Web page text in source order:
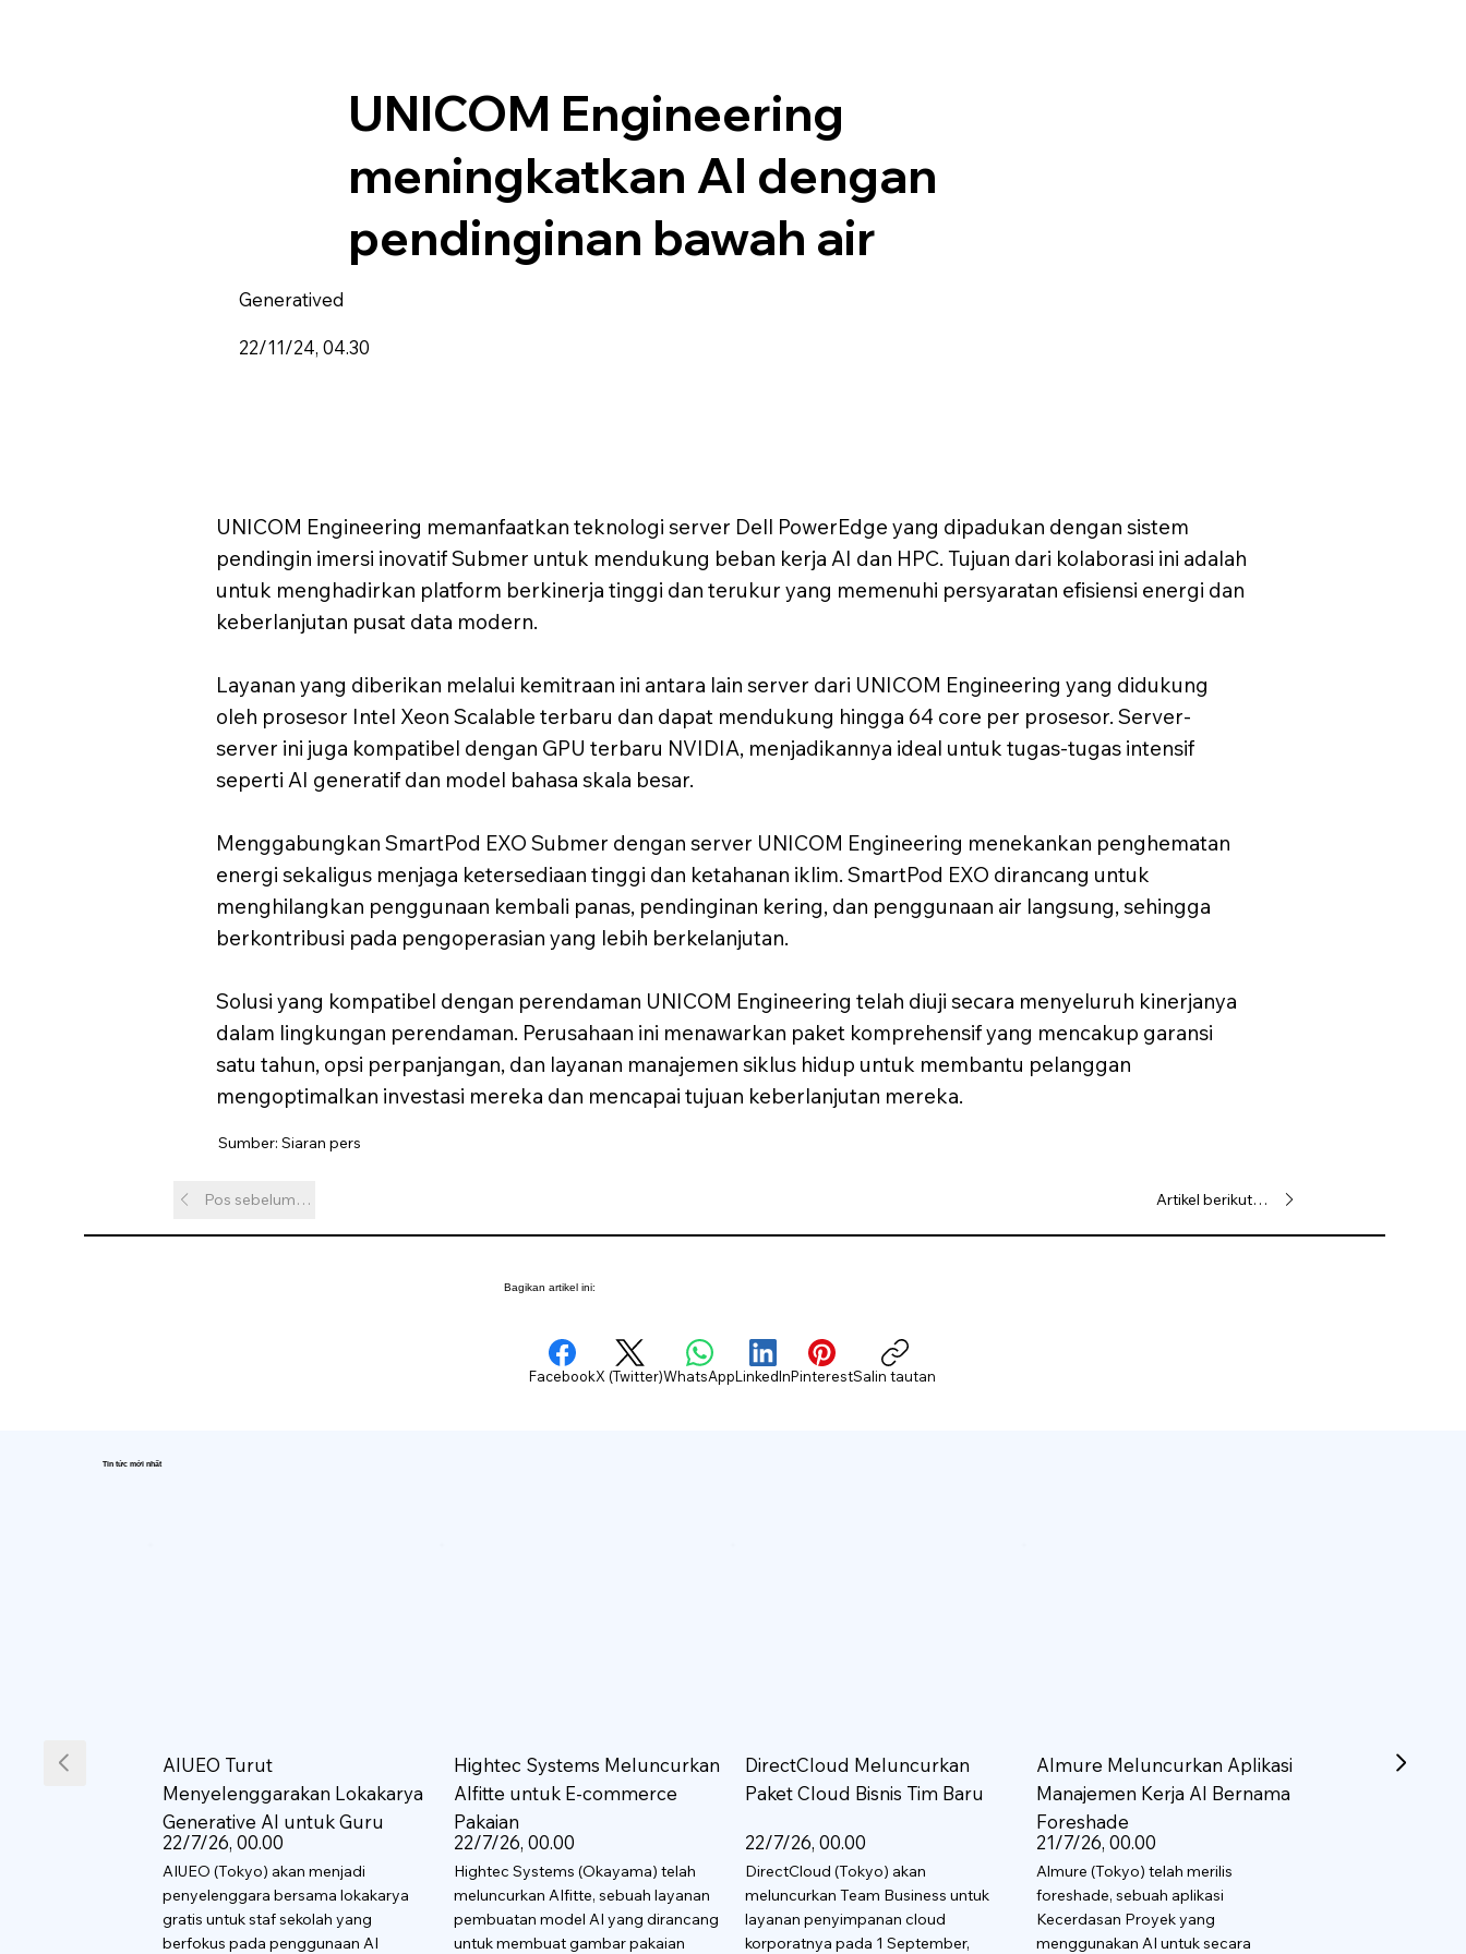
UNICOM Engineering
meningkatkan AI dengan
pendinginan bawah air
Generatived
22/11/24, 04.30
UNICOM Engineering memanfaatkan teknologi server Dell PowerEdge yang dipadukan dengan sistem
pendingin imersi inovatif Submer untuk mendukung beban kerja AI dan HPC. Tujuan dari kolaborasi ini adalah
untuk menghadirkan platform berkinerja tinggi dan terukur yang memenuhi persyaratan efisiensi energi dan
keberlanjutan pusat data modern.
Layanan yang diberikan melalui kemitraan ini antara lain server dari UNICOM Engineering yang didukung
oleh prosesor Intel Xeon Scalable terbaru dan dapat mendukung hingga 64 core per prosesor. Server-
server ini juga kompatibel dengan GPU terbaru NVIDIA, menjadikannya ideal untuk tugas-tugas intensif
seperti AI generatif dan model bahasa skala besar.
Menggabungkan SmartPod EXO Submer dengan server UNICOM Engineering menekankan penghematan
energi sekaligus menjaga ketersediaan tinggi dan ketahanan iklim. SmartPod EXO dirancang untuk
menghilangkan penggunaan kembali panas, pendinginan kering, dan penggunaan air langsung, sehingga
berkontribusi pada pengoperasian yang lebih berkelanjutan.
Solusi yang kompatibel dengan perendaman UNICOM Engineering telah diuji secara menyeluruh kinerjanya
dalam lingkungan perendaman. Perusahaan ini menawarkan paket komprehensif yang mencakup garansi
satu tahun, opsi perpanjangan, dan layanan manajemen siklus hidup untuk membantu pelanggan
mengoptimalkan investasi mereka dan mencapai tujuan keberlanjutan mereka.
Sumber: Siaran pers
Pos sebelumnya Artikel berikutnya
Bagikan artikel ini:
FacebookX (Twitter)WhatsAppLinkedInPinterestSalin tautan
Tin tức mới nhất
AIUEO Turut
Menyelenggarakan Lokakarya
Generative AI untuk Guru
22/7/26, 00.00
AIUEO (Tokyo) akan menjadi
penyelenggara bersama lokakarya
gratis untuk staf sekolah yang
berfokus pada penggunaan AI
Hightec Systems Meluncurkan
AIfitte untuk E-commerce
Pakaian
22/7/26, 00.00
Hightec Systems (Okayama) telah
meluncurkan AIfitte, sebuah layanan
pembuatan model AI yang dirancang
untuk membuat gambar pakaian
DirectCloud Meluncurkan
Paket Cloud Bisnis Tim Baru
22/7/26, 00.00
DirectCloud (Tokyo) akan
meluncurkan Team Business untuk
layanan penyimpanan cloud
korporatnya pada 1 September,
Almure Meluncurkan Aplikasi
Manajemen Kerja AI Bernama
Foreshade
21/7/26, 00.00
Almure (Tokyo) telah merilis
foreshade, sebuah aplikasi
Kecerdasan Proyek yang
menggunakan AI untuk secara